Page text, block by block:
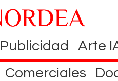
Publicidad
Arte
Comerciales